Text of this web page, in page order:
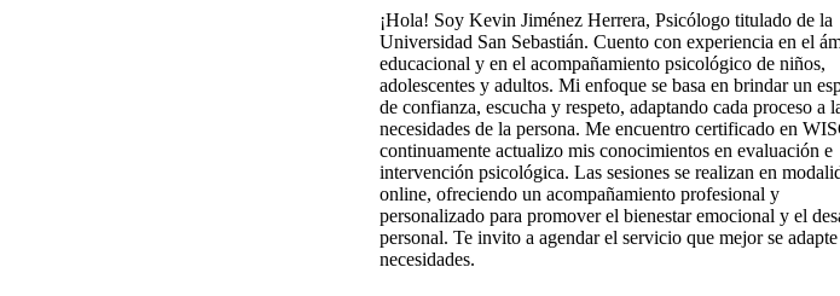
¡Hola! Soy Kevin Jiménez Herrera, Psicólogo titulado de la
Universidad San Sebastián. Cuento con experiencia en el
educacional y en el acompañamiento psicológico de niños,
adolescentes y adultos. Mi enfoque se basa en brindar un
de confianza, escucha y respeto, adaptando cada proceso a
necesidades de la persona. Me encuentro certificado en
continuamente actualizo mis conocimientos en evaluación e
intervención psicológica. Las sesiones se realizan en
online, ofreciendo un acompañamiento profesional y
personalizado para promover el bienestar emocional y el
personal. Te invito a agendar el servicio que mejor se
necesidades.